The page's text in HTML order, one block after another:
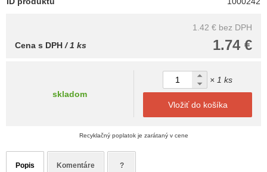
1.42 € bez DPH
1.74 €
Cena s DPH/ 1 ks
skladom
× 1 ks
Vložiť do košíka
Recyklačný poplatok je zarátaný v cene
Popis Komentáre ?